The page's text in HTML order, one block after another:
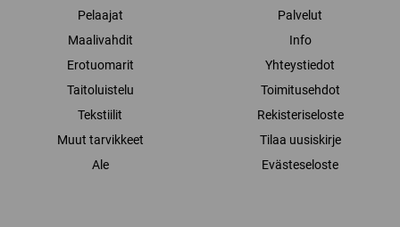
Pelaajat
Maalivahdit
Erotuomarit
Taitoluistelu
Tekstiilit
Muut tarvikkeet
Ale
Palvelut
Info
Yhteystiedot
Toimitusehdot
Rekisteriseloste
Tilaa uusiskirje
Evästeseloste